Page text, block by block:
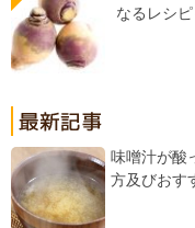
なるレシピ
味噌汁が酸
方及びおす